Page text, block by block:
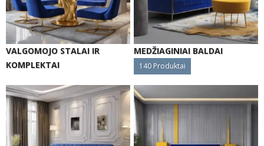
VALGOMOJO STALAI IR
KOMPLEKTAI
MEDŽIAGINIAI BALDAI
140 Produktai